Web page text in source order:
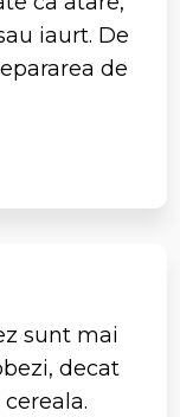
iaurt. De
de
sunt mai
decat